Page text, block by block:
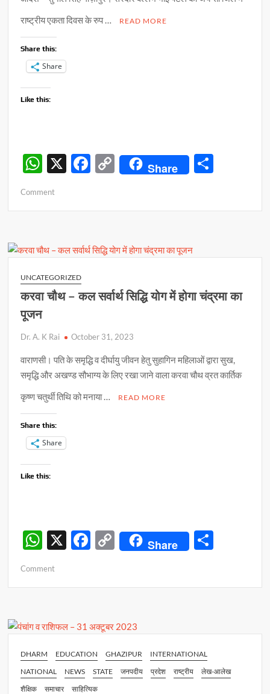
राष्ट्रीय एकता दिवस के रुप …
READ MORE
Share this:
Share
Like this:
W
h
at
A
p
p
X
F
o
o
C
o
Li
n
Share
Commenton
राष्ट्रोत्थान
ली
गयी
UNCATEGORIZED
करवा चौथ – कल सर्वार्थ सिद्धि योग में होगा चंद्रमा का
पूजन
Dr. A. K Rai October 31, 2023
वाराणसी। पति के समृद्धि व दीर्घायु जीवन हेतु सुहागिन महिलाओं द्वारा सुख,
समृद्धि और अखण्ड सौभाग्य के लिए रखा जाने वाला करवा चौथ व्रत कार्तिक
कृष्ण चतुर्थी तिथि को मनाया …
READ MORE
Share this:
Share
Like this:
W
h
at
A
p
p
X
F
o
k
C
o
Li
n
k
Share
Commenton
सर्वार्थ
योग
में
होगा
DHARM EDUCATION GHAZIPUR
INTERNATIONAL
NATIONAL
NEWS STATE जनपदीय प्रदेश राष्ट्रीय
लेख-आलेख
शैक्षिक
समाचार साहित्यिक